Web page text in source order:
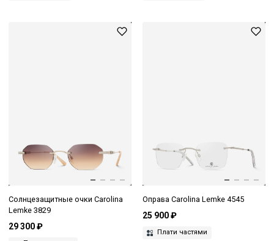
Солнцезащитные очки Carolina
Lemke 3829
29 300 ₽
Оправа Carolina Lemke 4545
25 900 ₽
Плати частями